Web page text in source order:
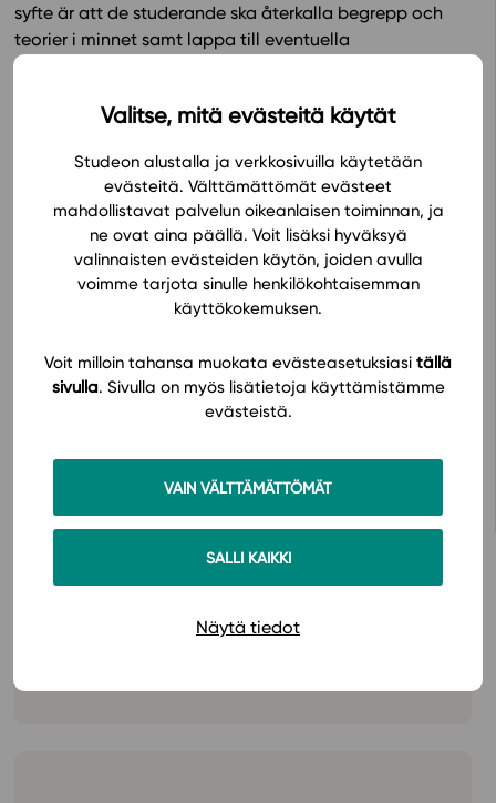
Valitse, mitä evästeitä käytät
Studeon alustalla ja verkkosivuilla käytetään
evästeitä. Välttämättömät evästeet
mahdollistavat palvelun oikeanlaisen toiminnan, ja
ne ovat aina päällä. Voit lisäksi hyväksyä
valinnaisten evästeiden käytön, joiden avulla
voimme tarjota sinulle henkilökohtaisemman
käyttökokemuksen.
Voit milloin tahansa muokata evästeasetuksiasi tällä
sivulla. Sivulla on myös lisätietoja käyttämistämme
evästeistä.
VAIN VÄLTTÄMÄTTÖMÄT
SALLI KAIKKI
Näytä tiedot
syfte är att de studerande ska återkalla begrepp och
teorier i minnet samt lappa till eventuella
kunskapsluckor. De fördjupade och tillämpade
kunskap som tagits upp i olika studieavsnitt och att
sätt. Med hjälp av materialet blir de studerande
förtrogna med flera olika uppgiftstyper och får således
god förberedelse för det elektroniska studentprovet.
Samarbetsgruppen för läromedelsunderstöd (Föreningen
Konstsamfundet, Lisi Wahls stiftelse för studiebidrag,
har understött översättningen av detta läromedel, ett
stort tack!
Avaa oppimateriaali Studeon alustalla